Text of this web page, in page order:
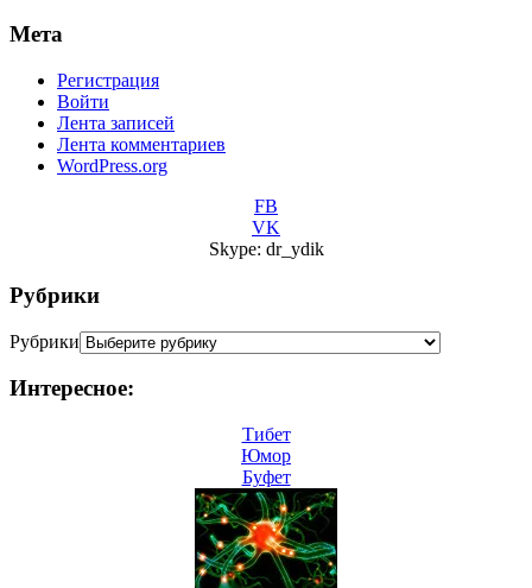
Мета
Регистрация
Войти
Лента записей
Лента комментариев
WordPress.org
FB
VK
Skype: dr_ydik
Рубрики
Рубрики
Интересное:
Тибет
Юмор
Буфет